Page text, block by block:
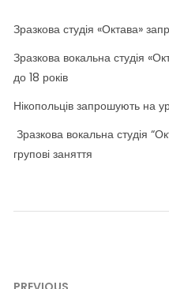
Зразкова студія «Октава»
Зразкова вокальна студія
до 18 років
Нікопольців запрошують на
Зразкова вокальна студія
групові заняття